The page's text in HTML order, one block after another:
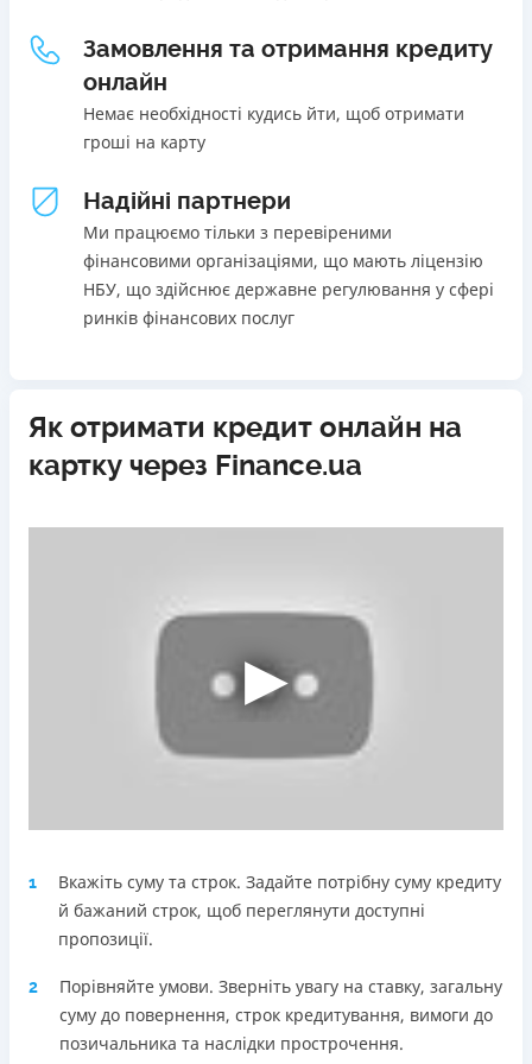
Погашення
В касах і терміналах відділень
Онлайн (через сайт або інтернет-банкінг)
Через термінали самообслуговування
Через термінали Приватбанку
Ліцензія НБУ
Ліцензія переоформлена 27.03.2024 р.
Вся інформація про кредит
ОТРИМАТИ ПОЗИКУ
Щомісячна комісія
від 0%
Переваги
Акція: ставка 0,01% на перший платіж за умови
Швидкий онлайн кредит на банківську картку без
застави та поручителів;
Процес повністю автоматизований і займає до 5
хвилин;
Видача коштів відбувається цілодобово по всій
Недоліки
Нема програми лояльності для постійних клієнтів
Нема кредиту для юросіб (ФОП)
Telegram, Facebook
Онлайн (через сайт або інтернет-банкінг)
Через термінали Приватбанку
Через термінали самообслуговування
Ліцензія переоформлена 18.03.2024 р.
Замовлення та отримання кредиту
онлайн
Немає необхідності кудись йти, щоб отримати
гроші на карту
Надійні партнери
Ми працюємо тільки з перевіреними
фінансовими організаціями, що мають ліцензію
НБУ, що здійснює державне регулювання у сфері
ринків фінансових послуг
Як отримати кредит онлайн на
картку через Finance.ua
1
Вкажіть суму та строк. Задайте потрібну суму кредиту
й бажаний строк, щоб переглянути доступні
пропозиції.
2
Порівняйте умови. Зверніть увагу на ставку, загальну
суму до повернення, строк кредитування, вимоги до
позичальника та наслідки прострочення.